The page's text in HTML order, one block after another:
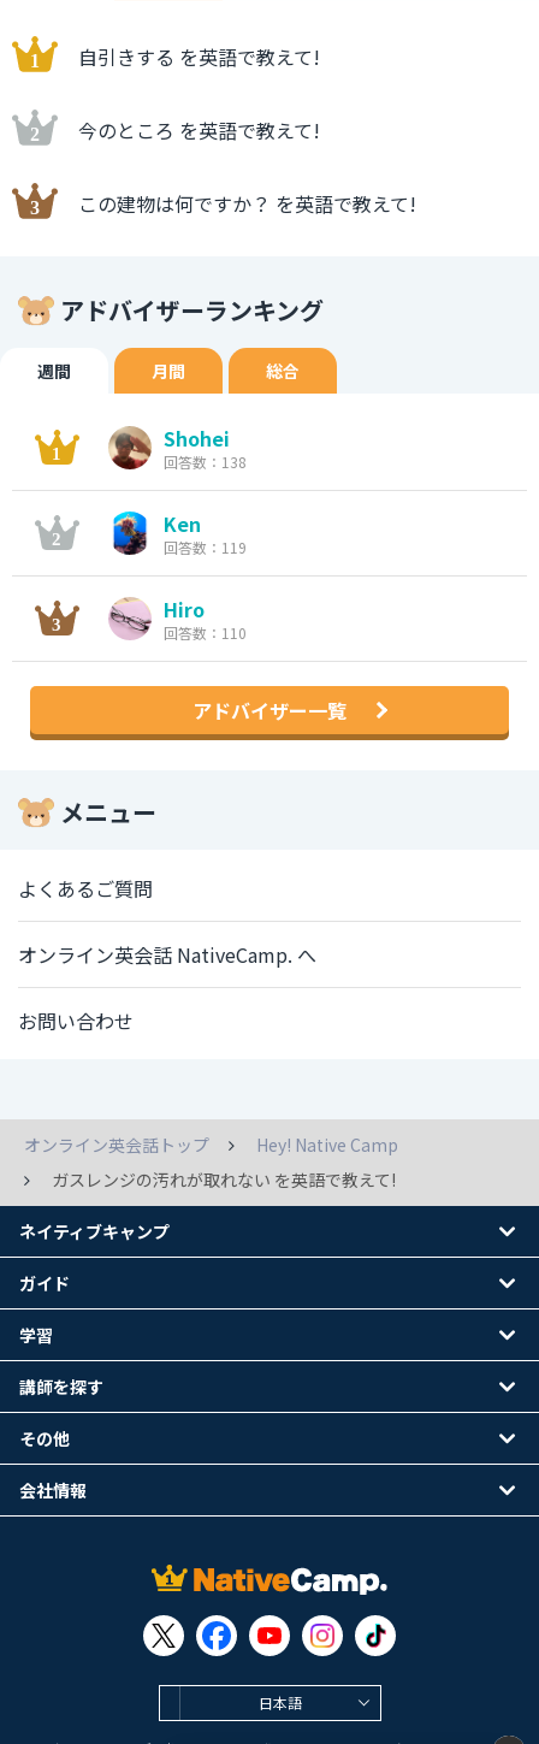
自引きする を英語で教えて!
今のところ を英語で教えて!
この建物は何ですか？ を英語で教えて!
アドバイザーランキング
週間 月間 総合
Shohei
回答数：138
Ken
回答数：119
Hiro
回答数：110
アドバイザー一覧
メニュー
よくあるご質問
オンライン英会話 NativeCamp. へ
お問い合わせ
オンライン英会話トップ
Hey! Native Camp
ガスレンジの汚れが取れない を英語で教えて!
日本語
ネイティブキャンプ
ガイド
学習
講師を探す
その他
会社情報